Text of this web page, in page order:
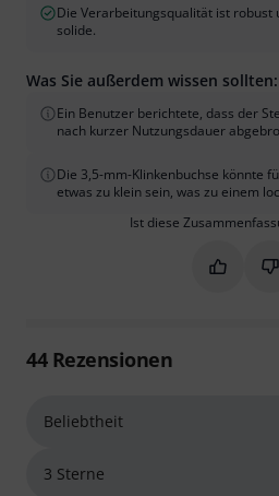
Die Verarbeitungsqualität ist robust
solide.
Was Sie außerdem wissen sollten:
Ein Benutzer berichtete, dass der
nach kurzer Nutzungsdauer
Die 3,5-mm-Klinkenbuchse könnte
etwas zu klein sein, was zu einem
Ist diese
44Rezensionen